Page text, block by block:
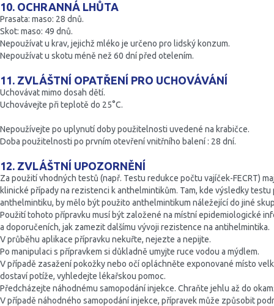
10. OCHRANNÁ LHŮTA
Prasata: maso: 28 dnů.
Skot: maso: 49 dnů.
Nepoužívat u krav, jejichž mléko je určeno pro lidský konzum.
Nepoužívat u skotu méně než 60 dní před otelením.
11. ZVLÁŠTNÍ OPATŘENÍ PRO UCHOVÁVÁNÍ
Uchovávat mimo dosah dětí.
Uchovávejte při teplotě do 25°C.
Nepoužívejte po uplynutí doby použitelnosti uvedené na krabičce.
Doba použitelnosti po prvním otevření vnitřního balení : 28 dní.
12. ZVLÁŠTNÍ UPOZORNĚNÍ
Za použití vhodných testů (např. Testu redukce počtu vajíček-FECRT)
klinické případy na rezistenci k anthelmintikům. Tam, kde výsledky
anthelmintiku, by mělo být použito anthelmintikum náležející do jiné
Použití tohoto přípravku musí být založené na místní epidemiologické
a doporučeních, jak zamezit dalšímu vývoji rezistence na antihelmintika.
V průběhu aplikace přípravku nekuřte, nejezte a nepijte.
Po manipulaci s přípravkem si důkladně umyjte ruce vodou a mýdlem.
V případě zasažení pokožky nebo očí opláchněte exponované místo
dostaví potíže, vyhledejte lékařskou pomoc.
Předcházejte náhodnému samopodání injekce. Chraňte jehlu až do
V případě náhodného samopodání injekce, přípravek může způsobit